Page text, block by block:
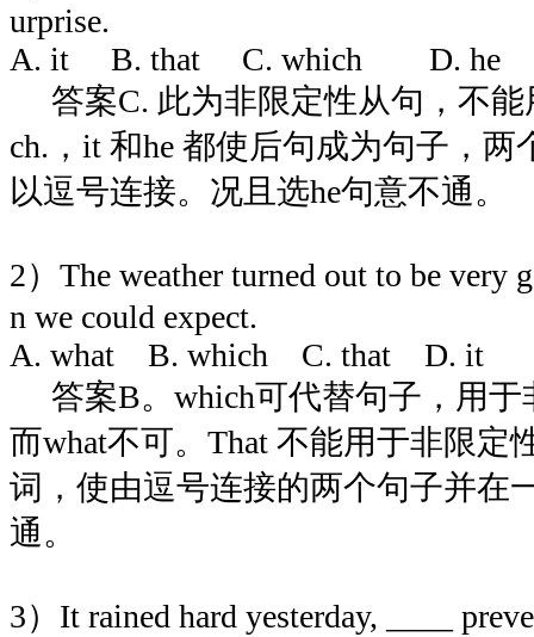
urprise.
A. it B. that C. which D. he
答案C. 此为非限定性从句，不能
ch.，it 和he 都使后句成为句子，
以逗号连接。况且选he句意不通。
2）The weather turned out to be very
n we could expect.
A. what B. which C. that D. it
答案B。which可代替句子，用于
而what不可。That 不能用于非限定
词，使由逗号连接的两个句子并在
通。
3）It rained hard yesterday, ____